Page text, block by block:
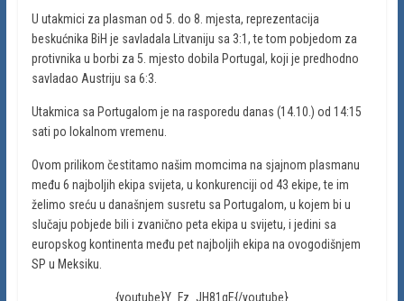
U utakmici za plasman od 5. do 8. mjesta, reprezentacija
beskućnika BiH je savladala Litvaniju sa 3:1, te tom pobjedom za
protivnika u borbi za 5. mjesto dobila Portugal, koji je predhodno
savladao Austriju sa 6:3.
Utakmica sa Portugalom je na rasporedu danas (14.10.) od 14:15
sati po lokalnom vremenu.
Ovom prilikom čestitamo našim momcima na sjajnom plasmanu
među 6 najboljih ekipa svijeta, u konkurenciji od 43 ekipe, te im
želimo sreću u današnjem susretu sa Portugalom, u kojem bi u
slučaju pobjede bili i zvanično peta ekipa u svijetu, i jedini sa
europskog kontinenta među pet najboljih ekipa na ovogodišnjem
SP u Meksiku.
{youtube}Y_Fz_JH81gE{/youtube}